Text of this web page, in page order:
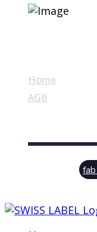
Home
AGB
© Swiss Label,